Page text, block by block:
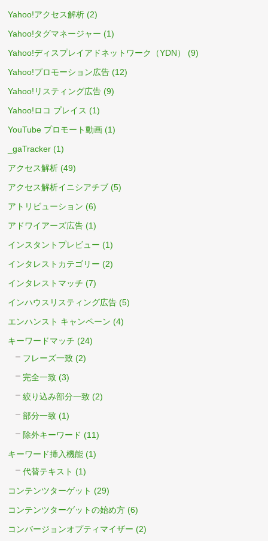
Yahoo!アクセス解析 (2)
Yahoo!タグマネージャー (1)
Yahoo!ディスプレイアドネットワーク（YDN）
(9)
Yahoo!プロモーション広告 (12)
Yahoo!リスティング広告 (9)
Yahoo!ロコ プレイス (1)
YouTube プロモート動画 (1)
_gaTracker (1)
アクセス解析 (49)
アクセス解析イニシアチブ (5)
アトリビューション (6)
アドワイアーズ広告 (1)
インスタントプレビュー (1)
インタレストカテゴリー (2)
インタレストマッチ (7)
インハウスリスティング広告 (5)
エンハンスト キャンペーン (4)
キーワードマッチ (24)
フレーズ一致 (2)
完全一致 (3)
絞り込み部分一致 (2)
部分一致 (1)
除外キーワード (11)
キーワード挿入機能 (1)
代替テキスト (1)
コンテンツターゲット (29)
コンテンツターゲットの始め方 (6)
コンバージョンオプティマイザー (2)